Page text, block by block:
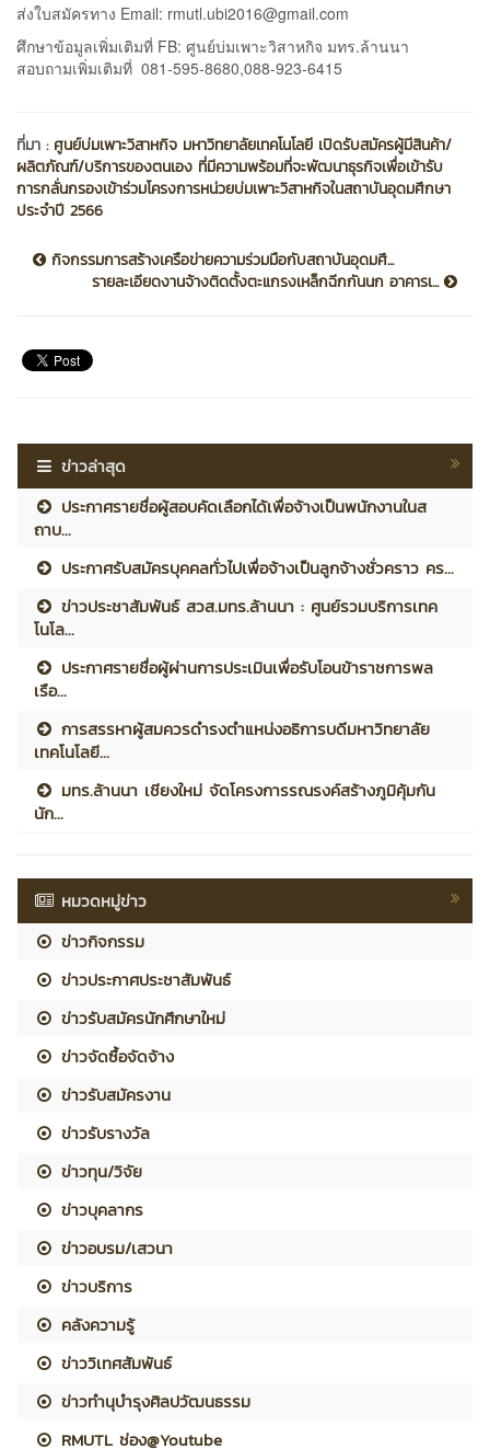
ส่งใบสมัครทาง Email: rmutl.ubi2016@gmail.com
ศึกษาข้อมูลเพิ่มเติมที่ FB: ศูนย์บ่มเพาะวิสาหกิจ มทร.ล้านนา
สอบถามเพิ่มเติมที่ 081-595-8680,088-923-6415
ที่มา : ศูนย์บ่มเพาะวิสาหกิจ มหาวิทยาลัยเทคโนโลยี เปิดรับสมัครผู้มีสินค้า/
ผลิตภัณฑ์/บริการของตนเอง ที่มีความพร้อมที่จะพัฒนาธุรกิจเพื่อเข้ารับ
การกลั่นกรองเข้าร่วมโครงการหน่วยบ่มเพาะวิสาหกิจในสถาบันอุดมศึกษา
ประจำปี 2566
กิจกรรมการสร้างเครือข่ายความร่วมมือกับสถาบันอุดมศึ...
รายละเอียดงานจ้างติดตั้งตะแกรงเหล็กฉีกกันนก อาคารเ...
ข่าวล่าสุด
ประกาศรายชื่อผู้สอบคัดเลือกได้เพื่อจ้างเป็นพนักงานในส
ถาบ...
ประกาศรับสมัครบุคคลทั่วไปเพื่อจ้างเป็นลูกจ้างชั่วคราว คร...
ข่าวประชาสัมพันธ์ สวส.มทร.ล้านนา : ศูนย์รวมบริการเทค
โนโล...
ประกาศรายชื่อผู้ผ่านการประเมินเพื่อรับโอนข้าราชการพล
เรือ...
การสรรหาผู้สมควรดำรงตำแหน่งอธิการบดีมหาวิทยาลัย
เทคโนโลยี...
มทร.ล้านนา เชียงใหม่ จัดโครงการรณรงค์สร้างภูมิคุ้มกัน
นัก...
หมวดหมู่ข่าว
ข่าวกิจกรรม
ข่าวประกาศประชาสัมพันธ์
ข่าวรับสมัครนักศึกษาใหม่
ข่าวจัดซื้อจัดจ้าง
ข่าวรับสมัครงาน
ข่าวรับรางวัล
ข่าวทุน/วิจัย
ข่าวบุคลากร
ข่าวอบรม/เสวนา
ข่าวบริการ
คลังความรู้
ข่าววิเทศสัมพันธ์
ข่าวทำนุบำรุงศิลปวัฒนธรรม
RMUTL ช่อง@Youtube